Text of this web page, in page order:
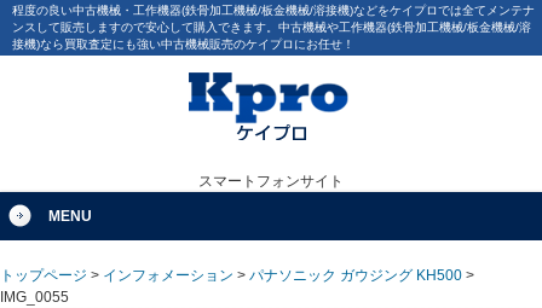
程度の良い中古機械・工作機器(鉄骨加工機械/板金機械/溶接機)などをケイプロでは全てメンテナ
ンスして販売しますので安心して購入できます。中古機械や工作機器(鉄骨加工機械/板金機械/溶
接機)なら買取査定にも強い中古機械販売のケイプロにお任せ！
スマートフォンサイト
MENU
トップページ > インフォメーション > パナソニック ガウジング KH500 >
IMG_0055